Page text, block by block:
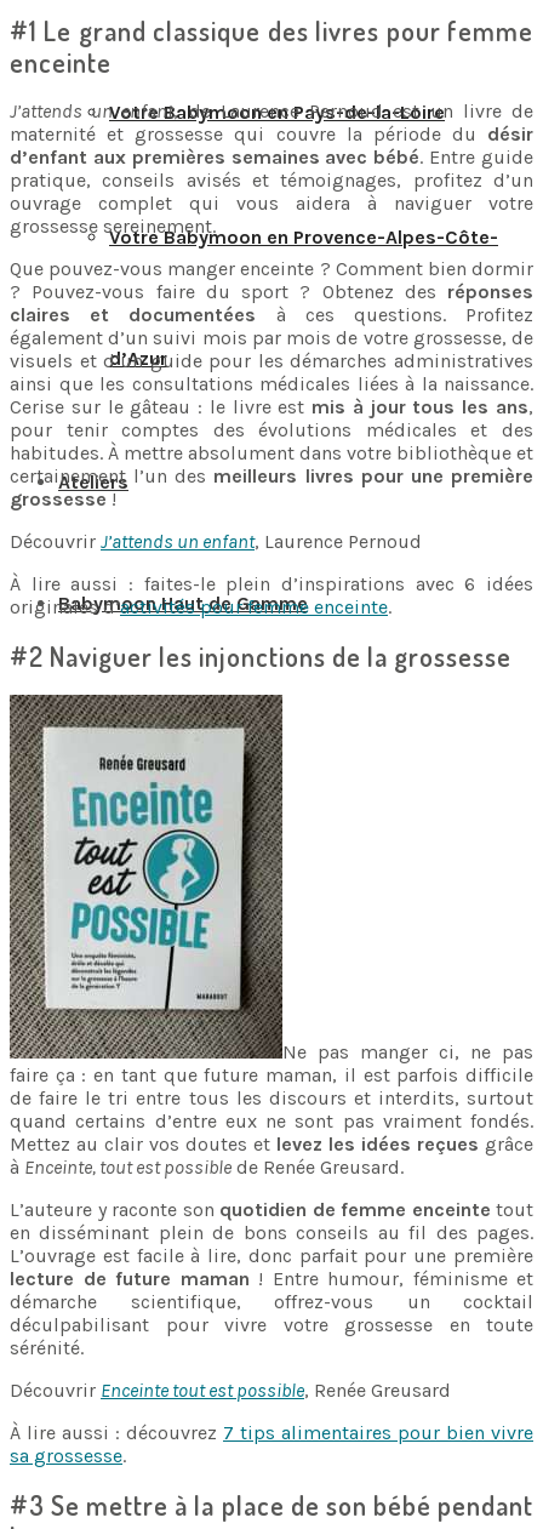
Votre Babymoon en Pays-de-la-Loire
Votre Babymoon en Provence-Alpes-Côte-
d’Azur
Ateliers
Babymoon Haut de Gamme
Cadeau
Journal
Contact
#1 Le grand classique des livres pour femme
enceinte
J’attends un enfant, de Laurence Pernoud est un livre de
maternité et grossesse qui couvre la période du désir
d’enfant aux premières semaines avec bébé. Entre guide
pratique, conseils avisés et témoignages, profitez d’un
ouvrage complet qui vous aidera à naviguer votre
grossesse sereinement.
Que pouvez-vous manger enceinte ? Comment bien dormir
? Pouvez-vous faire du sport ? Obtenez des réponses
claires et documentées à ces questions. Profitez
également d’un suivi mois par mois de votre grossesse, de
visuels et d’un guide pour les démarches administratives
ainsi que les consultations médicales liées à la naissance.
Cerise sur le gâteau : le livre est mis à jour tous les ans,
pour tenir comptes des évolutions médicales et des
habitudes. À mettre absolument dans votre bibliothèque et
certainement l’un des meilleurs livres pour une première
grossesse!
Découvrir J’attends un enfant, Laurence Pernoud
À lire aussi : faites-le plein d’inspirations avec 6 idées
originales d’activités pour femme enceinte.
#2 Naviguer les injonctions de la grossesse
Ne pas manger ci, ne pas
faire ça : en tant que future maman, il est parfois difficile
de faire le tri entre tous les discours et interdits, surtout
quand certains d’entre eux ne sont pas vraiment fondés.
Mettez au clair vos doutes et levez les idées reçues grâce
à Enceinte, tout est possible de Renée Greusard.
L’auteure y raconte son quotidien de femme enceinte tout
en disséminant plein de bons conseils au fil des pages.
L’ouvrage est facile à lire, donc parfait pour une première
lecture de future maman ! Entre humour, féminisme et
démarche scientifique, offrez-vous un cocktail
déculpabilisant pour vivre votre grossesse en toute
sérénité.
Découvrir Enceinte tout est possible, Renée Greusard
À lire aussi : découvrez 7 tips alimentaires pour bien vivre
sa grossesse.
#3 Se mettre à la place de son bébé pendant